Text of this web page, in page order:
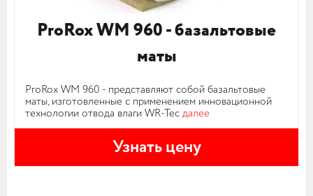
ProRox WM 960 - базальтовые
маты
ProRox WM 960 - представляют собой базальтовые
маты, изготовленные с применением инновационной
технологии отвода влаги WR-Tec далее
Узнать цену